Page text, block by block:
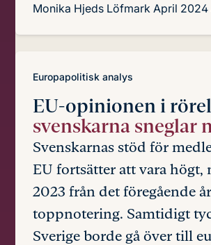
Monika Hjeds Löfmark April 2024
Europapolitisk analys
EU-opinionen i
svenskarna sneglar
Svenskarnas stöd för
EU fortsätter att vara högt,
2023 från det föregående
toppnotering. Samtidigt
Sverige borde gå över till